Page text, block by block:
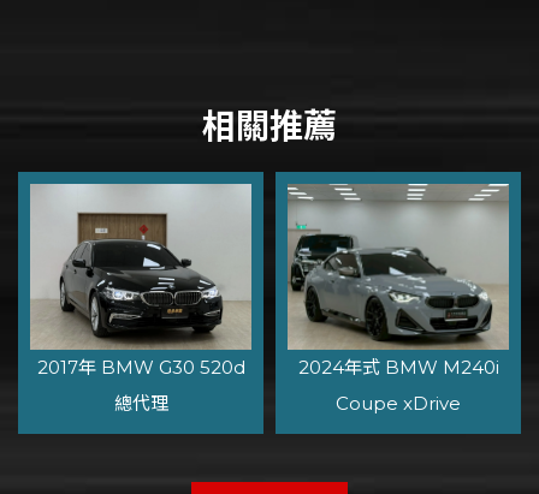
2017年 BMW G30 520d
總代理
2024年式 BMW M240i
Coupe xDrive